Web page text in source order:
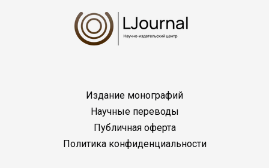
Издание монографий
Научные переводы
Публичная оферта
Политика конфиденциальности